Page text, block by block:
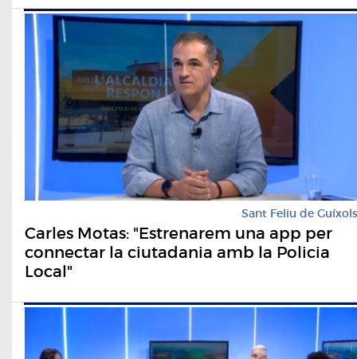
Sant Feliu de Guíxols
Carles Motas: "Estrenarem una app per
connectar la ciutadania amb la Policia
Local"